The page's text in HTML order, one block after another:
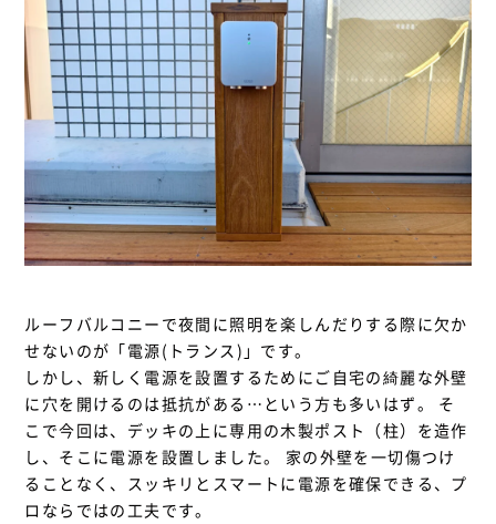
ルーフバルコニーで夜間に照明を楽しんだりする際に欠か
せないのが「電源(トランス)」です。
しかし、新しく電源を設置するためにご自宅の綺麗な外壁
に穴を開けるのは抵抗がある…という方も多いはず。 そ
こで今回は、デッキの上に専用の木製ポスト（柱）を造作
し、そこに電源を設置しました。 家の外壁を一切傷つけ
ることなく、スッキリとスマートに電源を確保できる、プ
ロならではの工夫です。